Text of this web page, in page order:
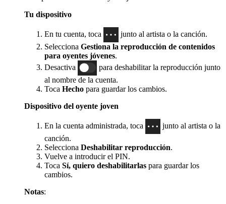
Tu dispositivo
En tu cuenta, toca
junto al artista o la canción.
Selecciona Gestiona la reproducción de contenidos
para oyentes jóvenes.
Desactiva
para deshabilitar la reproducción junto
al nombre de la cuenta.
Toca Hecho para guardar los cambios.
Dispositivo del oyente joven
En la cuenta administrada, toca
junto al artista o la
canción.
Selecciona Deshabilitar reproducción.
Vuelve a introducir el PIN.
Toca Sí, quiero deshabilitarlas para guardar los
cambios.
Notas: